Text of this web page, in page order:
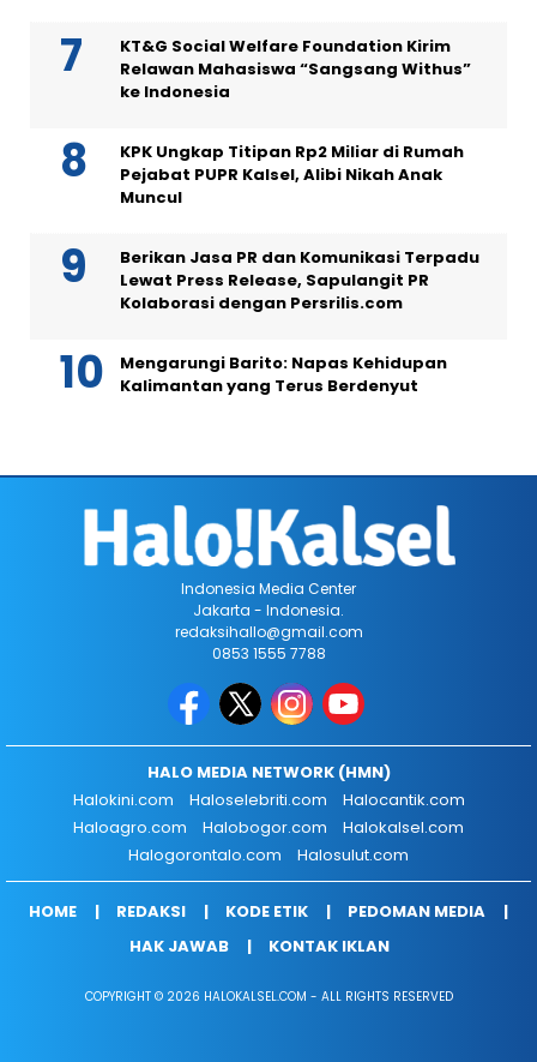
KT&G Social Welfare Foundation Kirim
Relawan Mahasiswa “Sangsang Withus”
ke Indonesia
KPK Ungkap Titipan Rp2 Miliar di Rumah
Pejabat PUPR Kalsel, Alibi Nikah Anak
Muncul
Berikan Jasa PR dan Komunikasi Terpadu
Lewat Press Release, Sapulangit PR
Kolaborasi dengan Persrilis.com
Mengarungi Barito: Napas Kehidupan
Kalimantan yang Terus Berdenyut
Indonesia Media Center
Jakarta - Indonesia.
redaksihallo@gmail.com
0853 1555 7788
HALO MEDIA NETWORK (HMN)
Halokini.com
Haloselebriti.com
Halocantik.com
Haloagro.com
Halobogor.com
Halokalsel.com
Halogorontalo.com
Halosulut.com
HOME REDAKSI KODE ETIK
PEDOMAN MEDIA
HAK JAWAB
KONTAK IKLAN
COPYRIGHT © 2026 HALOKALSEL.COM - ALL RIGHTS RESERVED